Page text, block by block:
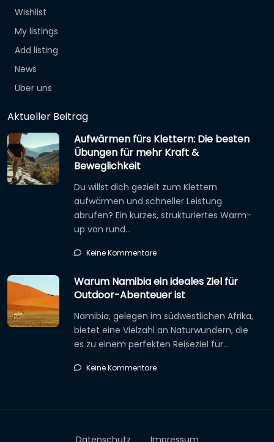
Wishlist
My listings
Add listing
News
Über uns
Aktueller Beitrag
Aufwärmen fürs Klettern: Die besten
Übungen für mehr Kraft &
Beweglichkeit
Du willst dich gezielt zum Klettern
aufwärmen und schneller Leistung
abrufen? Ein kurzes, strukturiertes Warm-
up von rund…
Keine Kommentare
Warum Namibia ein ideales Ziel für
Outdoor-Abenteuer ist
Namibia, gelegen im südwestlichen Afrika,
bietet eine Vielzahl an Naturwundern, die
es zu einem perfekten Reiseziel für…
Keine Kommentare
Datenschutz Impressum